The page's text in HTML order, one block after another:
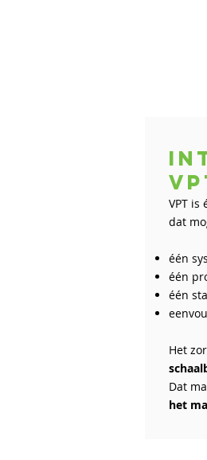
VPT
dat
één
één
één
Het
Dat
het